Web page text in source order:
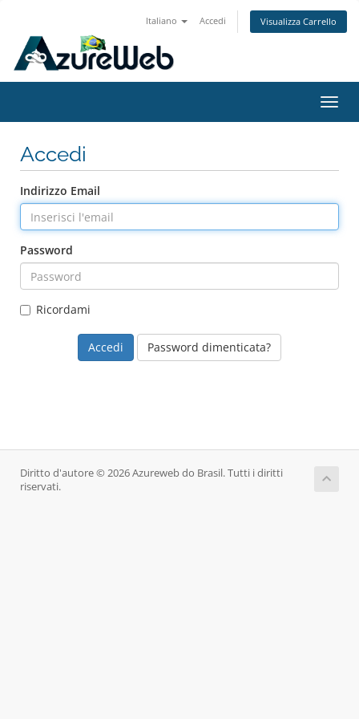
Italiano Accedi Visualizza Carrello
Attiva
Accedi
Indirizzo Email
Password
Ricordami
Password dimenticata?
Diritto d'autore © 2026 Azureweb do Brasil. Tutti i diritti
riservati.